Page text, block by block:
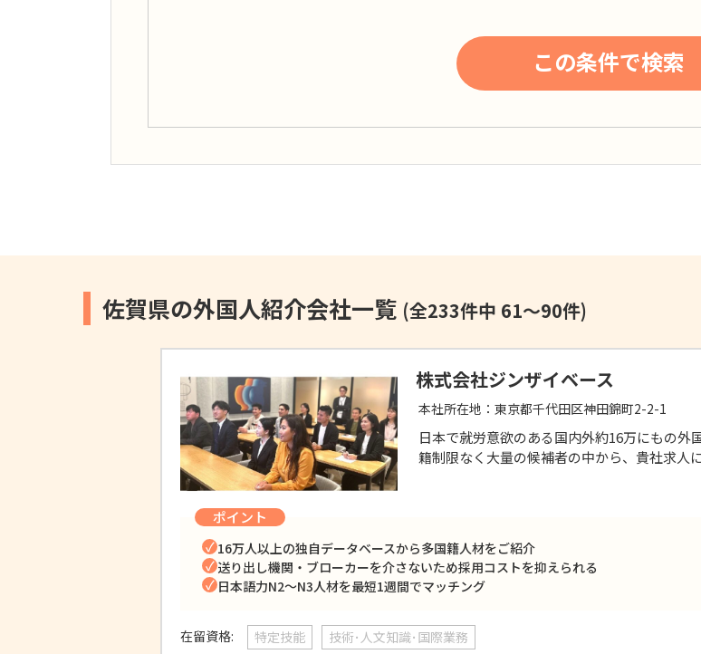
この条件で検索
佐賀県の外国人紹介会社一覧 (全233件中 61～90件)
株式会社ジンザイベース
本社所在地： 東京都千代田区神田錦町2-2-1
日本で就労意欲のある国内外約16万にもの外
籍制限なく大量の候補者の中から、貴社求
ポイント
16万人以上の独自データベースから多国籍人材をご紹介
送り出し機関・ブローカーを介さないため採用コストを抑えられる
日本語力N2〜N3人材を最短1週間でマッチング
在留資格: 特定技能
技術･人文知識･国際業務